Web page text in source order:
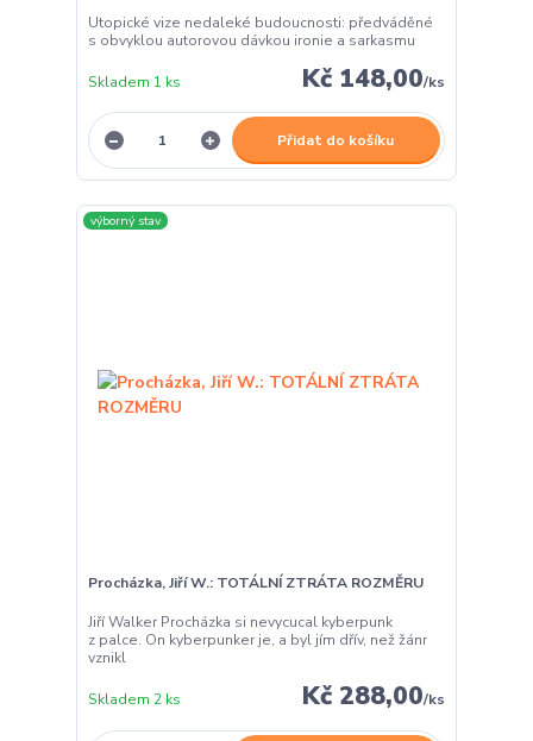
Utopické vize nedaleké budoucnosti: předváděné
s obvyklou autorovou dávkou ironie a sarkasmu
Kč 148,00/ks
Skladem 1 ks
Přidat do košíku
výborný stav
Procházka, Jiří W.: TOTÁLNÍ ZTRÁTA ROZMĚRU
Jiří Walker Procházka si nevycucal kyberpunk
z palce. On kyberpunker je, a byl jím dřív, než žánr
vznikl
Kč 288,00/ks
Skladem 2 ks